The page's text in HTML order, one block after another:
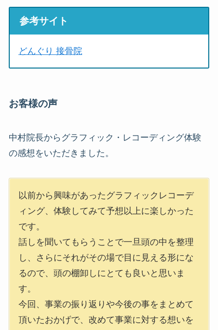
参考サイト
どんぐり 接骨院
お客様の声
中村院長からグラフィック・レコーディング体験
の感想をいただきました。
以前から興味があったグラフィックレコーデ
ィング、体験してみて予想以上に楽しかった
です。
話しを聞いてもらうことで一旦頭の中を整理
し、さらにそれがその場で目に見える形にな
るので、頭の棚卸しにとても良いと思いま
す。
今回、事業の振り返りや今後の事をまとめて
頂いたおかげで、改めて事業に対する想いを